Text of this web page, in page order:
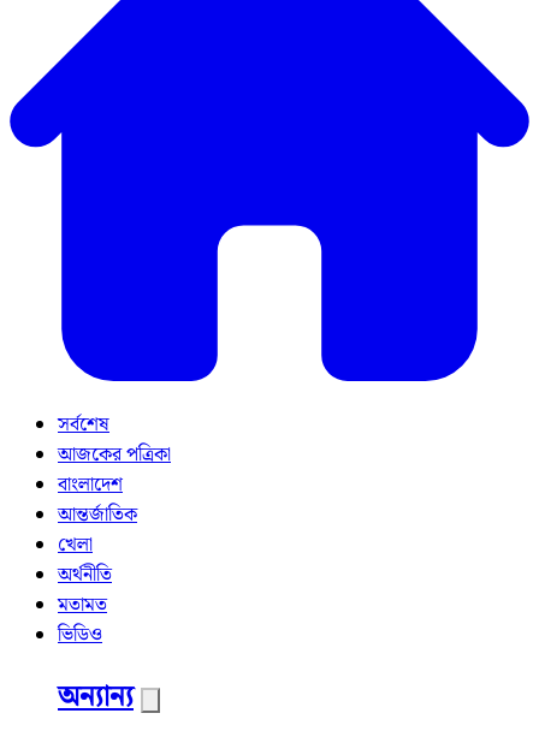
সর্বশেষ
আজকের পত্রিকা
বাংলাদেশ
আন্তর্জাতিক
খেলা
অর্থনীতি
মতামত
ভিডিও
অন্যান্য